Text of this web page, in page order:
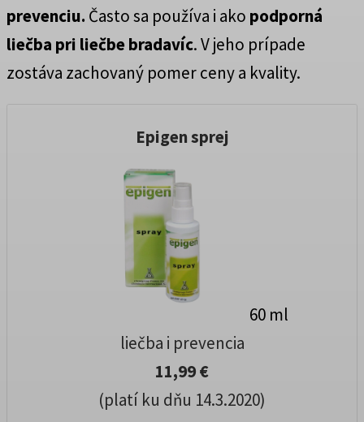
prevenciu. Často sa používa i ako podporná
liečba pri liečbe bradavíc. V jeho prípade
zostáva zachovaný pomer ceny a kvality.
Epigen sprej
60 ml
liečba i prevencia
11,99 €
(platí ku dňu 14.3.2020)